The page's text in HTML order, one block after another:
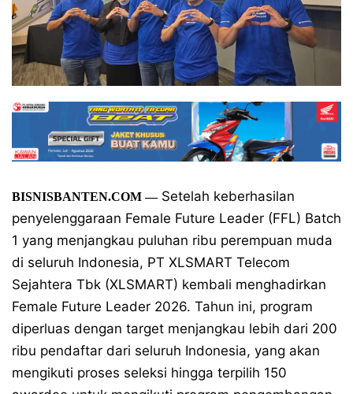
BISNISBANTEN.COM —Setelah keberhasilan
penyelenggaraan Female Future Leader (FFL) Batch
1 yang menjangkau puluhan ribu perempuan muda
di seluruh Indonesia, PT XLSMART Telecom
Sejahtera Tbk (XLSMART) kembali menghadirkan
Female Future Leader 2026. Tahun ini, program
diperluas dengan target menjangkau lebih dari 200
ribu pendaftar dari seluruh Indonesia, yang akan
mengikuti proses seleksi hingga terpilih 150